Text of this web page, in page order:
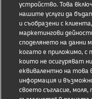
Достъпност
Допълнителна
Настройки за
Последвайте ни
устройство. Това
нашите услуги да
и съобразени с
маркетингови
споделянето на данни
когато е приложимо, с
които не осигуряват
еквивалентно на това
информация и
своето съгласие,